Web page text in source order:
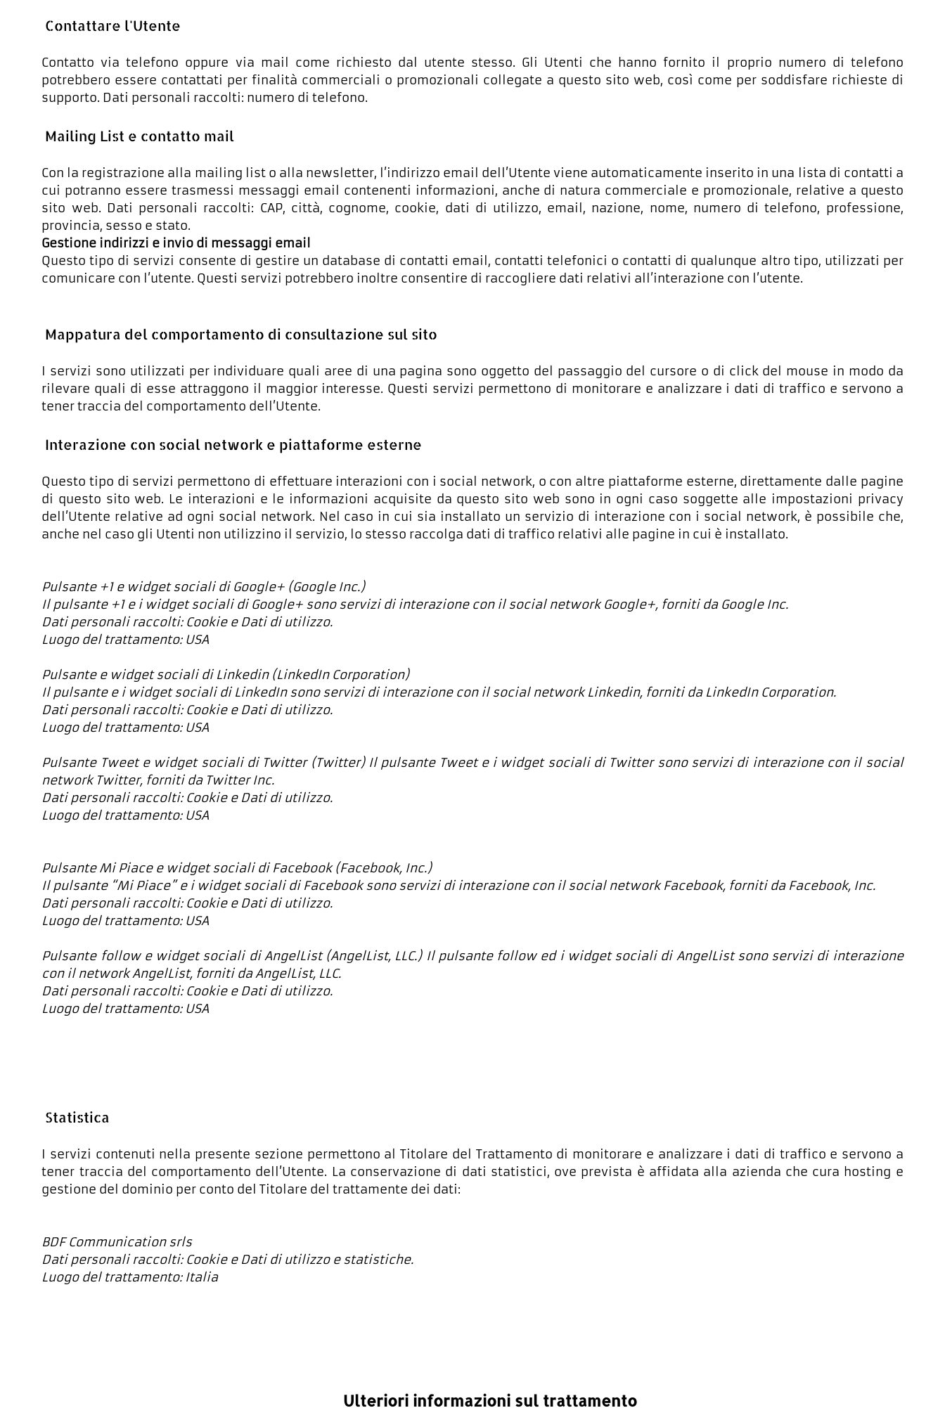
Contattare l'Utente
Contatto via telefono oppure via mail come richiesto dal utente stesso. Gli Utenti che hanno fornito il proprio numero di telefono
potrebbero essere contattati per finalità commerciali o promozionali collegate a questo sito web, così come per soddisfare richieste di
supporto. Dati personali raccolti: numero di telefono.
Mailing List e contatto mail
Con la registrazione alla mailing list o alla newsletter, l’indirizzo email dell’Utente viene automaticamente inserito in una lista di contatti a
cui potranno essere trasmessi messaggi email contenenti informazioni, anche di natura commerciale e promozionale, relative a questo
sito web. Dati personali raccolti: CAP, città, cognome, cookie, dati di utilizzo, email, nazione, nome, numero di telefono, professione,
provincia, sesso e stato.
Gestione indirizzi e invio di messaggi email
Questo tipo di servizi consente di gestire un database di contatti email, contatti telefonici o contatti di qualunque altro tipo, utilizzati per
comunicare con l’utente. Questi servizi potrebbero inoltre consentire di raccogliere dati relativi all’interazione con l’utente.
Mappatura del comportamento di consultazione sul sito
I servizi sono utilizzati per individuare quali aree di una pagina sono oggetto del passaggio del cursore o di click del mouse in modo da
rilevare quali di esse attraggono il maggior interesse. Questi servizi permettono di monitorare e analizzare i dati di traffico e servono a
tener traccia del comportamento dell’Utente.
Interazione con social network e piattaforme esterne
Questo tipo di servizi permettono di effettuare interazioni con i social network, o con altre piattaforme esterne, direttamente dalle pagine
di questo sito web. Le interazioni e le informazioni acquisite da questo sito web sono in ogni caso soggette alle impostazioni privacy
dell’Utente relative ad ogni social network. Nel caso in cui sia installato un servizio di interazione con i social network, è possibile che,
anche nel caso gli Utenti non utilizzino il servizio, lo stesso raccolga dati di traffico relativi alle pagine in cui è installato.
Pulsante +1 e widget sociali di Google+ (Google Inc.)
Il pulsante +1 e i widget sociali di Google+ sono servizi di interazione con il social network Google+, forniti da Google Inc.
Dati personali raccolti: Cookie e Dati di utilizzo.
Luogo del trattamento: USA
Pulsante e widget sociali di Linkedin (LinkedIn Corporation)
Il pulsante e i widget sociali di LinkedIn sono servizi di interazione con il social network Linkedin, forniti da LinkedIn Corporation.
Dati personali raccolti: Cookie e Dati di utilizzo.
Luogo del trattamento: USA
Pulsante Tweet e widget sociali di Twitter (Twitter) Il pulsante Tweet e i widget sociali di Twitter sono servizi di interazione con il social
network Twitter, forniti da Twitter Inc.
Dati personali raccolti: Cookie e Dati di utilizzo.
Luogo del trattamento: USA
Pulsante Mi Piace e widget sociali di Facebook (Facebook, Inc.)
Il pulsante “Mi Piace” e i widget sociali di Facebook sono servizi di interazione con il social network Facebook, forniti da Facebook, Inc.
Dati personali raccolti: Cookie e Dati di utilizzo.
Luogo del trattamento: USA
Pulsante follow e widget sociali di AngelList (AngelList, LLC.) Il pulsante follow ed i widget sociali di AngelList sono servizi di interazione
con il network AngelList, forniti da AngelList, LLC.
Dati personali raccolti: Cookie e Dati di utilizzo.
Luogo del trattamento: USA
Statistica
I servizi contenuti nella presente sezione permettono al Titolare del Trattamento di monitorare e analizzare i dati di traffico e servono a
tener traccia del comportamento dell’Utente. La conservazione di dati statistici, ove prevista è affidata alla azienda che cura hosting e
gestione del dominio per conto del Titolare del trattamente dei dati:
BDF Communication srls
Dati personali raccolti: Cookie e Dati di utilizzo e statistiche.
Luogo del trattamento: Italia
Ulteriori informazioni sul trattamento